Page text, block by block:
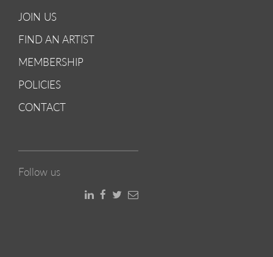
JOIN US
FIND AN ARTIST
MEMBERSHIP
POLICIES
CONTACT
Follow us